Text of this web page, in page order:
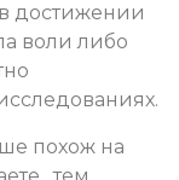
достижении
воли либо
похож на